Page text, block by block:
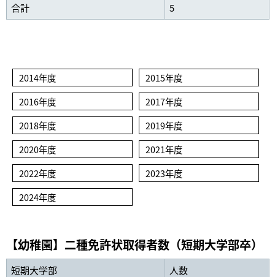
合計
5
2014年度
2015年度
2016年度
2017年度
2018年度
2019年度
2020年度
2021年度
2022年度
2023年度
2024年度
【幼稚園】二種免許状取得者数（短期大学部卒）
短期大学部
人数